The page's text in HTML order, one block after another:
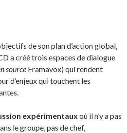
de son plan d’action global,
a créé trois espaces de dialogue
source Framavox) qui rendent
d’enjeux qui touchent les
expérimentaux où il n’y a pas
le groupe, pas de chef,